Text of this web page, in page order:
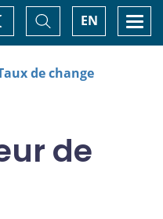
EN
Basculer
la
recherche
de change
de